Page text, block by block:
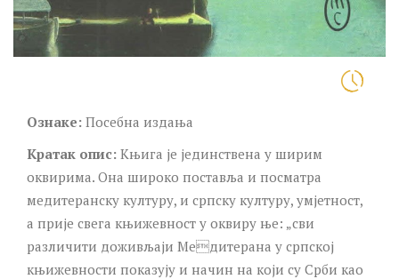
Ознаке: Посебна издања
Кратак опис: Kњига је јединствена у ширим
оквирима. Она широко поставља и посматра
медитеранску културу, и српску културу, умјетност,
а прије свега књижевност у оквиру ње: „сви
различити доживљаји Медитерана у српској
књижевности показују и начин на који су Срби као